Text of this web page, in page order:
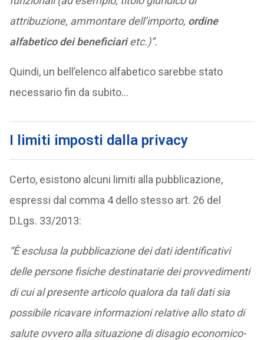
attribuzione, ammontare dell’importo, ordine
alfabetico dei beneficiarietc.)”.
Quindi, un bell’elenco alfabetico sarebbe stato
necessario fin da subito…
I limiti imposti dalla privacy
Certo, esistono alcuni limiti alla pubblicazione,
espressi dal comma 4 dello stesso art. 26 del
D.Lgs. 33/2013:
“È esclusa la pubblicazione dei dati identificativi
delle persone fisiche destinatarie dei provvedimenti
di cui al presente articolo qualora da tali dati sia
possibile ricavare informazioni relative allo stato di
salute ovvero alla situazione di disagio economico-